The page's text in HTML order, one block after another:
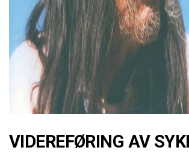
ad
VIDEREFØRING AV